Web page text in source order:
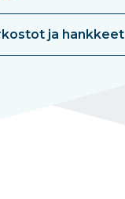
ja hankkeet